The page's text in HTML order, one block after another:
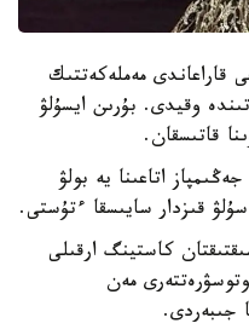
قاراعاندى مەملەكەتتىك
وقيدى. بۇرىن ايسۇلۋ
قاتىسقان.
اتاعىنا يە بولۋ
كاستينگ ارقىلى
مەن
جىبەردى.